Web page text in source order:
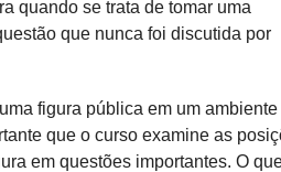
quando se trata de tomar uma
que nunca foi discutida por
figura pública em um ambiente
que o curso examine as
em questões importantes. O